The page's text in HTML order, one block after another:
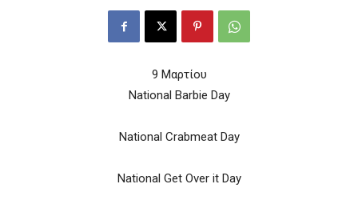
9 Mαρτίου
National Barbie Day
National Crabmeat Day
National Get Over it Day